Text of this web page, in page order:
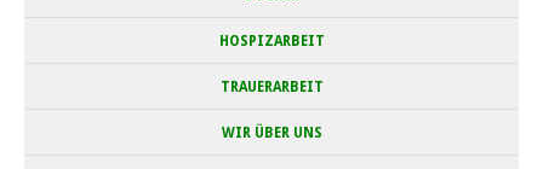
HOSPIZARBEIT
TRAUERARBEIT
WIR ÜBER UNS